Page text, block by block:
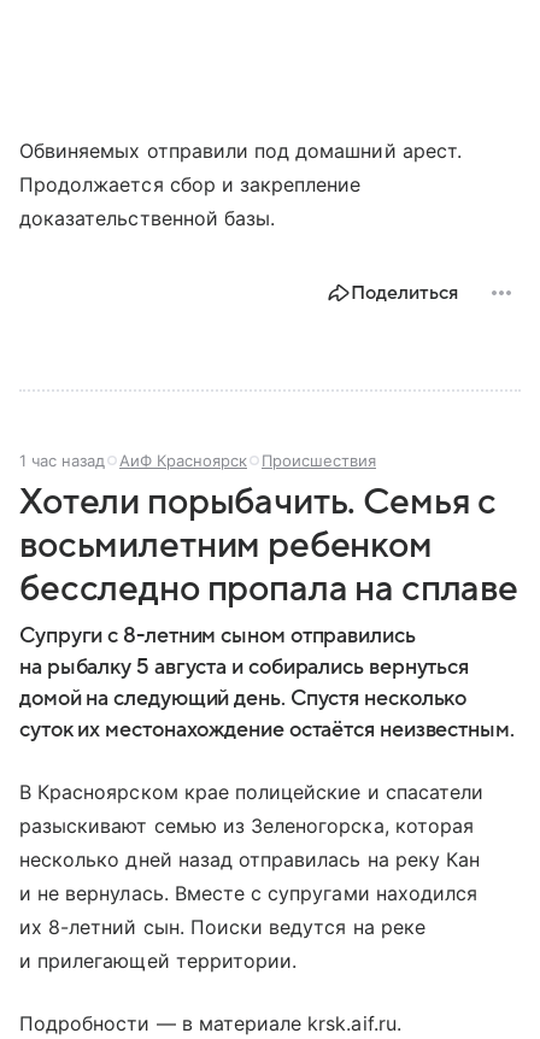
Обвиняемых отправили под домашний арест.
Продолжается сбор и закрепление
доказательственной базы.
Поделиться
1 час назад АиФ Красноярск Происшествия
Хотели порыбачить. Семья с
восьмилетним ребенком
бесследно пропала на сплаве
Супруги с 8-летним сыном отправились
на рыбалку 5 августа и собирались вернуться
домой на следующий день. Спустя несколько
суток их местонахождение остаётся неизвестным.
В Красноярском крае полицейские и спасатели
разыскивают семью из Зеленогорска, которая
несколько дней назад отправилась на реку Кан
и не вернулась. Вместе с супругами находился
их 8-летний сын. Поиски ведутся на реке
и прилегающей территории.
Подробности — в материале krsk.aif.ru.